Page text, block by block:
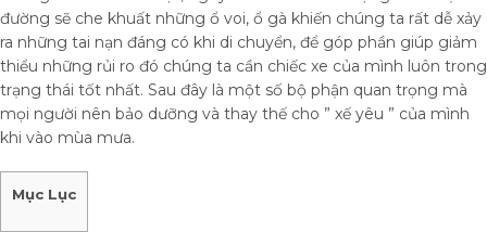
đường sẽ che khuất những ổ voi, ổ gà khiến chúng ta rất dễ xảy
ra những tai nạn đáng có khi di chuyển, để góp phần giúp giảm
thiểu những rủi ro đó chúng ta cần chiếc xe của mình luôn trong
trạng thái tốt nhất. Sau đây là một số bộ phận quan trọng mà
mọi người nên bảo dưỡng và thay thế cho ” xế yêu ” của mình
khi vào mùa mưa.
Mục Lục